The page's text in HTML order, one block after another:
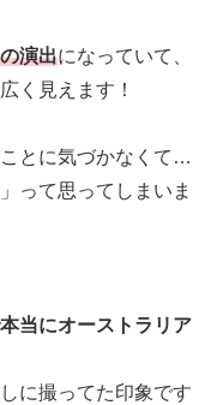
演出になっていて、
く見えます！
とに気づかなくて…
って思ってしまいま
当にオーストラリア
に撮ってた印象です